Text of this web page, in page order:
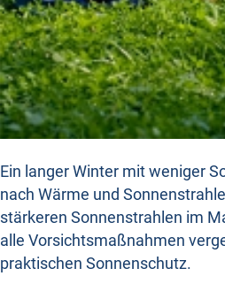
Ein langer Winter mit weniger
nach Wärme und
stärkeren Sonnenstrahlen im
alle Vorsichtsmaßnahmen
praktischen Sonnenschutz.